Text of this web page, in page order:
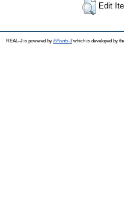
Edit
REAL-J is powered by EPrints 3which is developed by